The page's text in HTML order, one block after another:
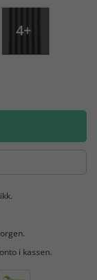
4+
i kassen.